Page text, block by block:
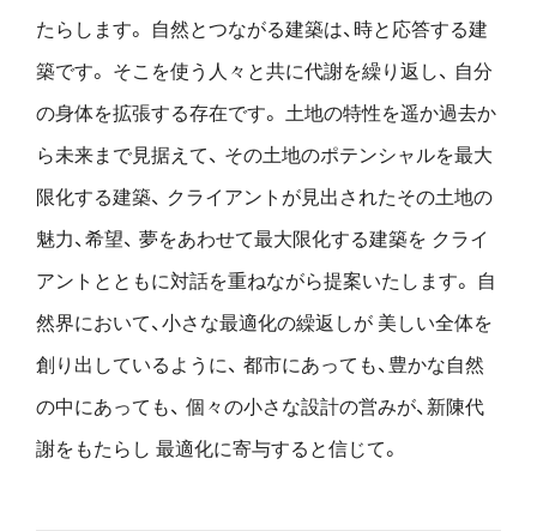
たらします。
自然とつながる建築は、時と応答する建
築です。 そこを使う人々と共に代謝を繰り返し、 自分
の身体を拡張する存在です。 土地の特性を遥か過去か
ら未来まで見据えて、 その土地のポテンシャルを最大
限化する建築、 クライアントが見出されたその土地の
魅力、希望、 夢をあわせて最大限化する建築を クライ
アントとともに対話を重ねながら提案いたします。
自
然界において、小さな最適化の繰返しが 美しい全体を
創り出しているように、 都市にあっても、豊かな自然
の中にあっても、 個々の小さな設計の営みが、新陳代
謝をもたらし 最適化に寄与すると信じて。